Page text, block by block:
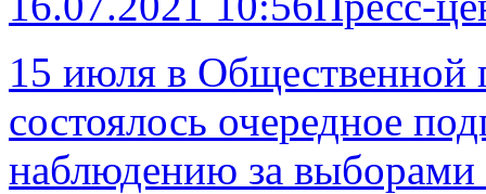
15 июля в Общественной
состоялось очередное
наблюдению за выборами